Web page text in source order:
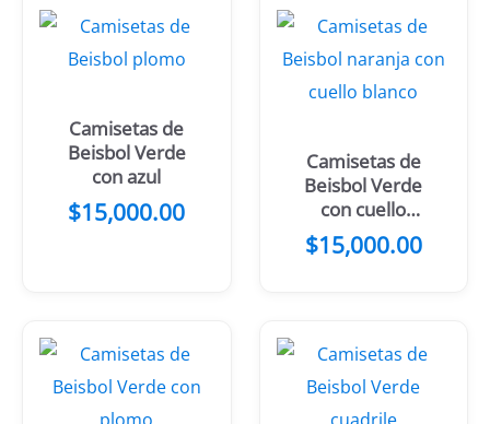
Camisetas de
Beisbol Verde
con azul
$15,000.00
Camisetas de
Beisbol Verde
con cuello
blanco
$15,000.00